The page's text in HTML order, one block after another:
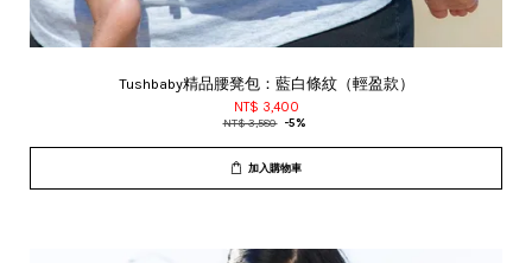
Tushbaby精品腰凳包：藍白條紋（輕盈款）
NT$ 3,400
NT$ 3,580 -5%
加入購物車